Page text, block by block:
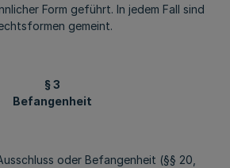
Form geführt. In jedem Fall sind
gemeint.
§ 3
Befangenheit
oder Befangenheit (§§ 20,